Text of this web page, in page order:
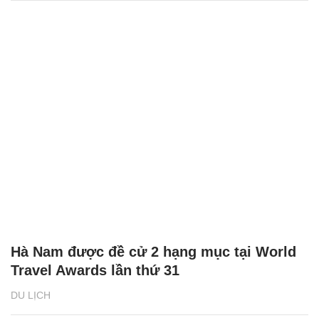
DU LỊCH
Hà Nam được đề cử 2 hạng mục tại World
Travel Awards lần thứ 31